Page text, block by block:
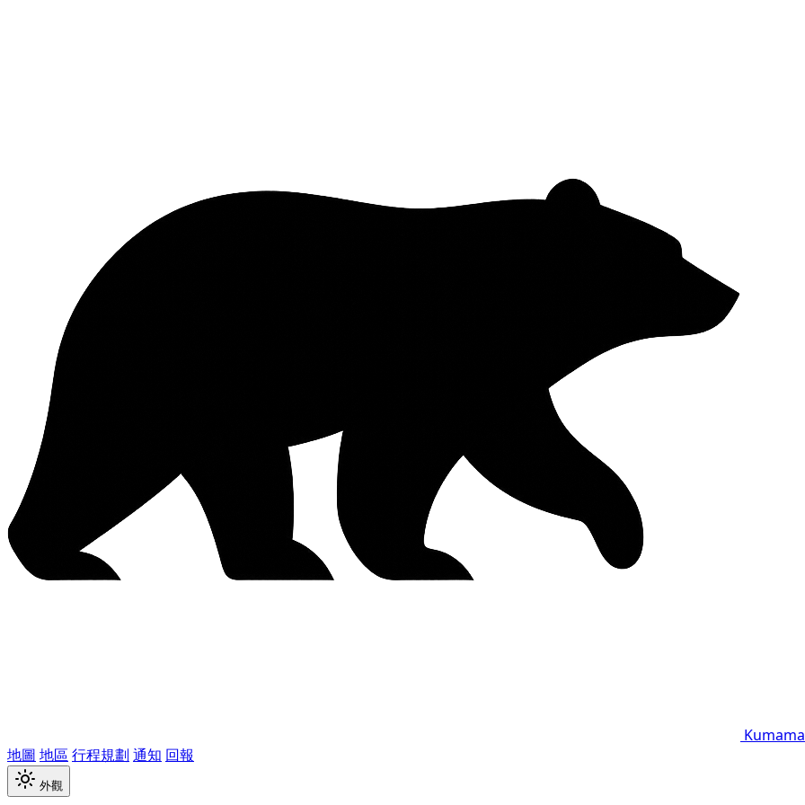
地圖 地區 行程規劃 通知 回報
外觀